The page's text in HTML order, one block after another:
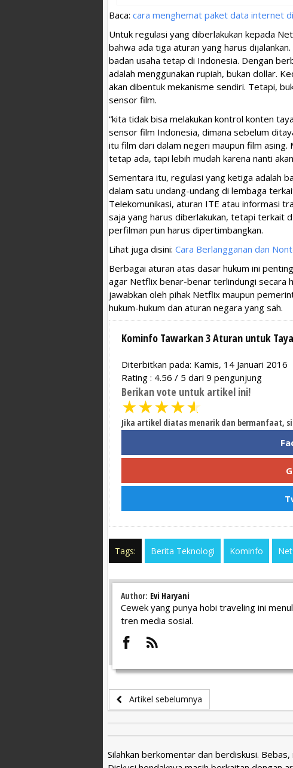
Baca: cara menghemat paket data internet
Untuk regulasi yang diberlakukan kepada
bahwa ada tiga aturan yang harus
badan usaha tetap di Indonesia. Dengan
adalah menggunakan rupiah, bukan dollar.
akan dibentuk mekanisme sendiri. Tetapi,
sensor film.
“kita tidak bisa melakukan kontrol konten
sensor film Indonesia, dimana sebelum
itu film dari dalam negeri maupun film
tetap ada, tapi lebih mudah karena nanti
Sementara itu, regulasi yang ketiga adalah
dalam satu undang-undang di lembaga
Telekomunikasi, aturan ITE atau informasi
saja yang harus diberlakukan, tetapi terkait
perfilman pun harus dipertimbangkan.
Lihat juga disini: Cara Berlangganan dan
Berbagai aturan atas dasar hukum ini
agar Netflix benar-benar terlindungi secara
jawabkan oleh pihak Netflix maupun
hukum-hukum dan aturan negara yang sah.
Kominfo Tawarkan 3 Aturan untuk
Diterbitkan pada: Kamis, 14 Januari 2016
Rating : 4.56 / 5 dari 9 pengunjung
Berikan vote untuk artikel ini!
★★★★★
Jika artikel diatas menarik dan bermanfaat,
Tags: Berita Teknologi Kominfo
Author: Evi Haryani
Cewek yang punya hobi traveling ini
tren media sosial.
Artikel sebelumnya
Silahkan berkomentar dan berdiskusi.